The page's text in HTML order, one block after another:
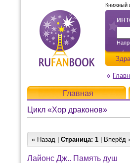
Книжный
Главная
Цикл «Хор драконов»
« Назад | Страница: 1 | Вперёд
Лайонс Дж.. Память душ